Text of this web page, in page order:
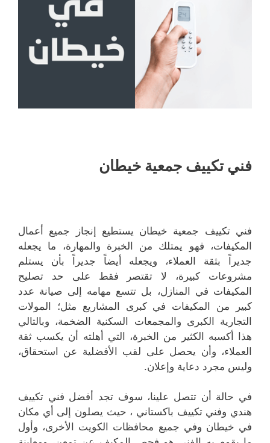
فني تكييف جمعية خيطان
فني تكييف جمعية خيطان يستطيع إنجاز جميع أعمال
المكيفات، فهو يمتلك من الخبرة والمهارة، ما يجعله
جديراً بثقة العملاء، ويجعله أيضاً جديراً بأن يستلم
مشروعات كبيرة، لا تقتصر فقط على حد تصليح
المكيفات في المنازل، بل تتسع مهامه إلى صيانة عدد
كبير من المكيفات في كبرى المشاريع مثل؛ المولات
التجارية الكبرى والمجمعات السكنية الضخمة، وبالتالي
هذا أكسبه الكثير من الخبرة، التي أهلته أن يكسب ثقة
العملاء، وأن يحصل على لقب الأفضلية عن استحقاق،
وليس مجرد دعاية وإعلان.
في حالة أن تتصل علينا، سوف تجد أفضل فني تكييف
هندي وفني تكييف باكستاني ، حيث يصلون إلى أي مكان
في خيطان وفي جميع محافظات الكويت الأخرى، وأول